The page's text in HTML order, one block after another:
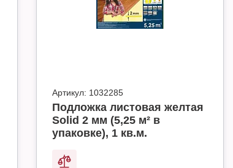
Артикул: 1032285
Подложка листовая желтая
Solid 2 мм (5,25 м² в
упаковке), 1 кв.м.